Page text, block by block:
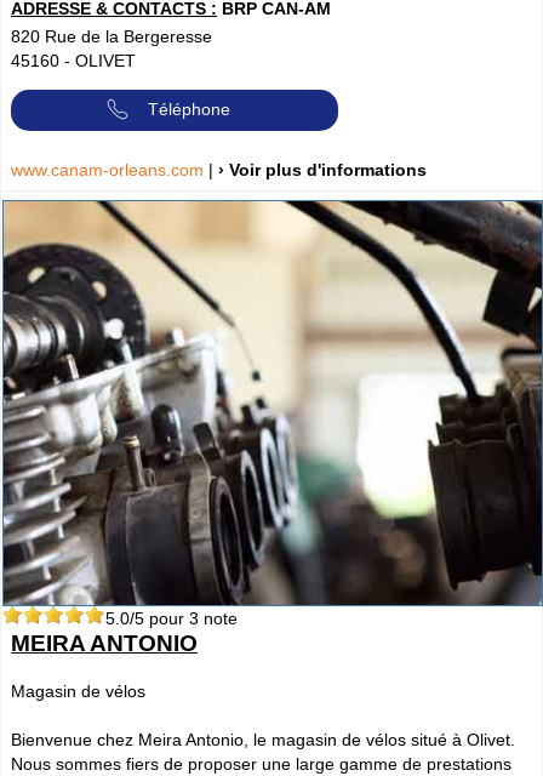
ADRESSE & CONTACTS : BRP CAN-AM
820 Rue de la Bergeresse
45160 - OLIVET
Téléphone
www.canam-orleans.com | › Voir plus d'informations
5.0/5 pour 3 note
MEIRA ANTONIO
Magasin de vélos
Bienvenue chez Meira Antonio, le magasin de vélos situé à Olivet.
Nous sommes fiers de proposer une large gamme de prestations